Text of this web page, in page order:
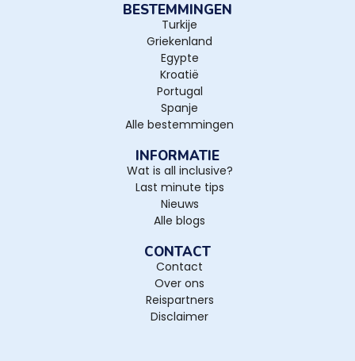
BESTEMMINGEN
Turkije
Griekenland
Egypte
Kroatië
Portugal
Spanje
Alle bestemmingen
INFORMATIE
Wat is all inclusive?
Last minute tips
Nieuws
Alle blogs
CONTACT
Contact
Over ons
Reispartners
Disclaimer